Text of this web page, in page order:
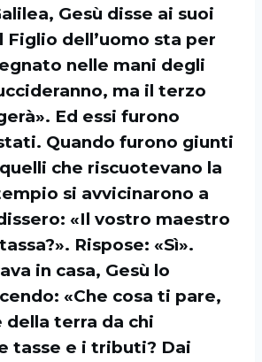
Gesù disse ai suoi
Figlio dell’uomo sta per
nelle mani degli
ma il terzo
Ed essi furono
Quando furono giunti
che riscuotevano la
si avvicinarono a
«Il vostro maestro
Rispose: «Sì».
in casa, Gesù lo
«Che cosa ti pare,
della terra da chi
tasse e i tributi? Dai